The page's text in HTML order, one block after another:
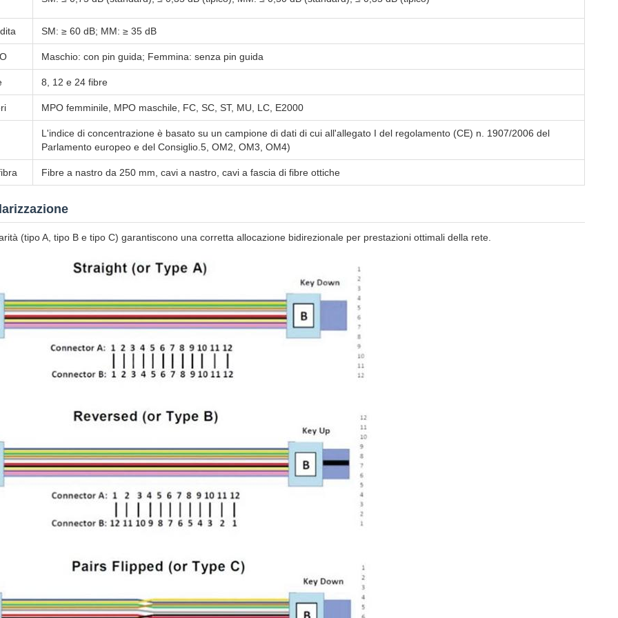
SM: ≥ 60 dB; MM: ≥ 35 dB
Maschio: con pin guida; Femmina: senza pin guida
8, 12 e 24 fibre
MPO femminile, MPO maschile, FC, SC, ST, MU, LC, E2000
L'indice di concentrazione è basato su un campione di dati di cui all'allegato I del regolamento (CE) n. 1907/2006 del
Parlamento europeo e del Consiglio.5, OM2, OM3, OM4)
Fibre a nastro da 250 mm, cavi a nastro, cavi a fascia di fibre ottiche
(tipo A, tipo B e tipo C) garantiscono una corretta allocazione bidirezionale per prestazioni ottimali della rete.